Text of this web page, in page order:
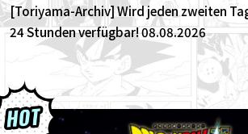
[Toriyama-Archiv] Wird jeden zweiten
24 Stunden verfügbar! 08.08.2026